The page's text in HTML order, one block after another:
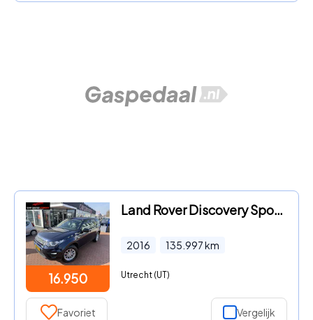
16.950
Land Rover Discovery Sport - 2.0 TD4 UrbSer Pure | trekhaak | leder | automaat |
2016 135.997km
Utrecht (UT)
Favoriet Vergelijk